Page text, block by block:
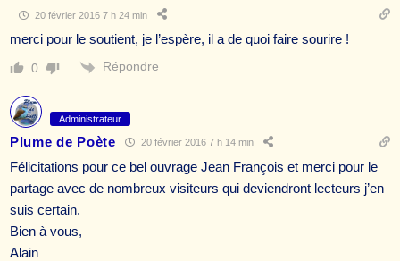
20 février 2016 7 h 24 min
merci pour le soutient, je l’espère, il a de quoi faire sourire !
0 Répondre
Administrateur
Plume de Poète 20 février 2016 7 h 14 min
Félicitations pour ce bel ouvrage Jean François et merci pour le
partage avec de nombreux visiteurs qui deviendront lecteurs j’en
suis certain.
Bien à vous,
Alain